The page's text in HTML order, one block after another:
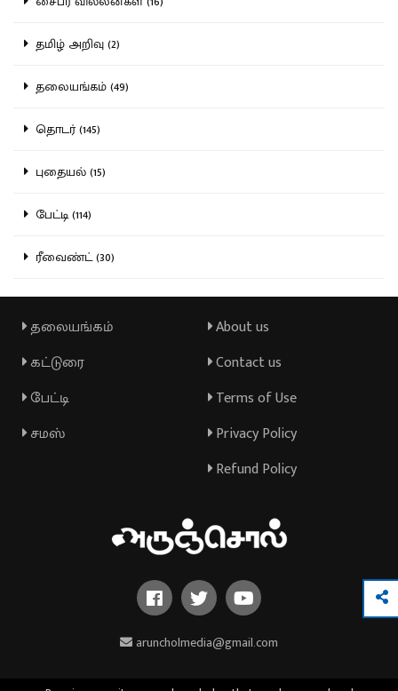
தமிழ் அறிவு (2)
தலையங்கம் (49)
தொடர் (145)
புதையல் (15)
பேட்டி (114)
ரீவைண்ட் (30)
தலையங்கம்
கட்டுரை
பேட்டி
சமஸ்
About us
Contact us
Terms of Use
Privacy Policy
Refund Policy
aruncholmedia@gmail.com